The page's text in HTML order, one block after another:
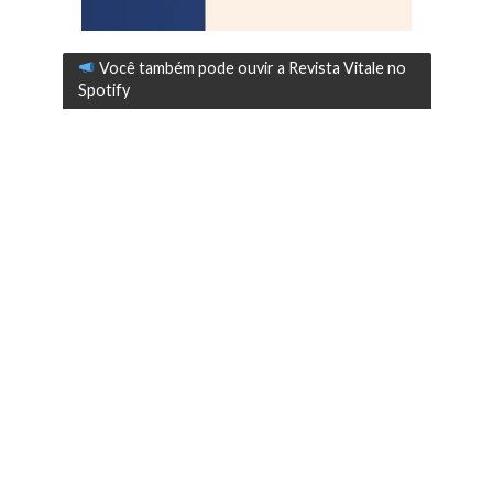
Você também pode ouvir a Revista Vitale no
Spotify